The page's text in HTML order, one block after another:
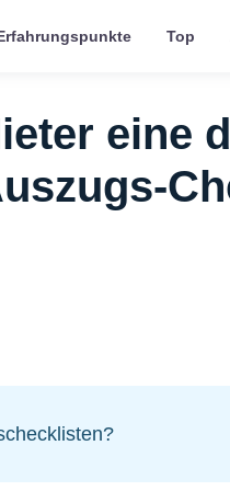
Top
eine